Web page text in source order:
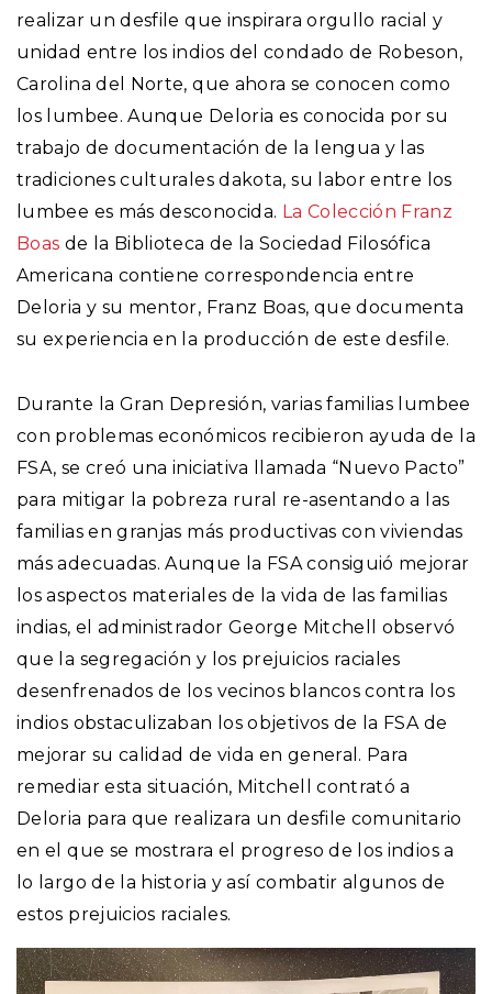
realizar un desfile que inspirara orgullo racial y
unidad entre los indios del condado de Robeson,
Carolina del Norte, que ahora se conocen como
los lumbee. Aunque Deloria es conocida por su
trabajo de documentación de la lengua y las
tradiciones culturales dakota, su labor entre los
lumbee es más desconocida. La Colección Franz
Boas de la Biblioteca de la Sociedad Filosófica
Americana contiene correspondencia entre
Deloria y su mentor, Franz Boas, que documenta
su experiencia en la producción de este desfile.
Durante la Gran Depresión, varias familias lumbee
con problemas económicos recibieron ayuda de la
FSA, se creó una iniciativa llamada “Nuevo Pacto”
para mitigar la pobreza rural re-asentando a las
familias en granjas más productivas con viviendas
más adecuadas. Aunque la FSA consiguió mejorar
los aspectos materiales de la vida de las familias
indias, el administrador George Mitchell observó
que la segregación y los prejuicios raciales
desenfrenados de los vecinos blancos contra los
indios obstaculizaban los objetivos de la FSA de
mejorar su calidad de vida en general. Para
remediar esta situación, Mitchell contrató a
Deloria para que realizara un desfile comunitario
en el que se mostrara el progreso de los indios a
lo largo de la historia y así combatir algunos de
estos prejuicios raciales.